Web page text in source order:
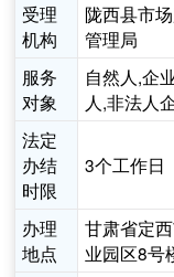
受理
机构
陇西县市
管理局
服务
对象
自然人,企
人,非法人
法定
办结
时限
3个工作日
办理
地点
甘肃省定
业园区8号